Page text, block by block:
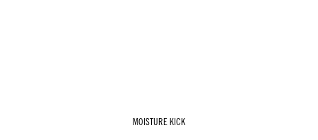
MOISTURE KICK